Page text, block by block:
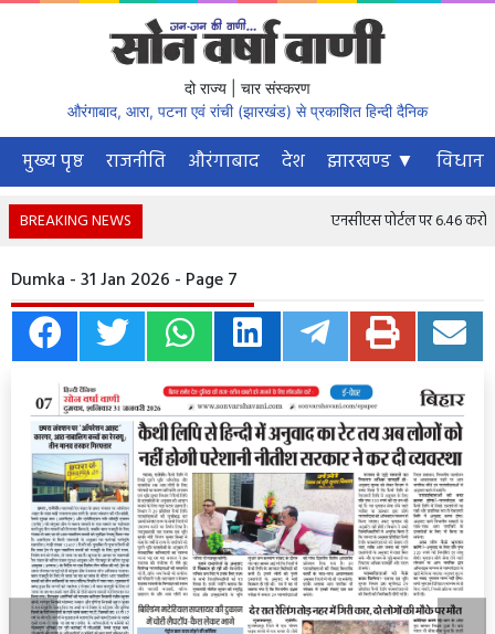
दो राज्य | चार संस्करण
औरंगाबाद, आरा, पटना एवं रांची (झारखंड) से प्रकाशित हिन्दी दैनिक
मुख्य पृष्ठ राजनीति औरंगाबाद देश झारखण्ड ▼
BREAKING NEWS एनसीएस पोर्टल पर 6.46
Dumka - 31 Jan 2026 - Page 7